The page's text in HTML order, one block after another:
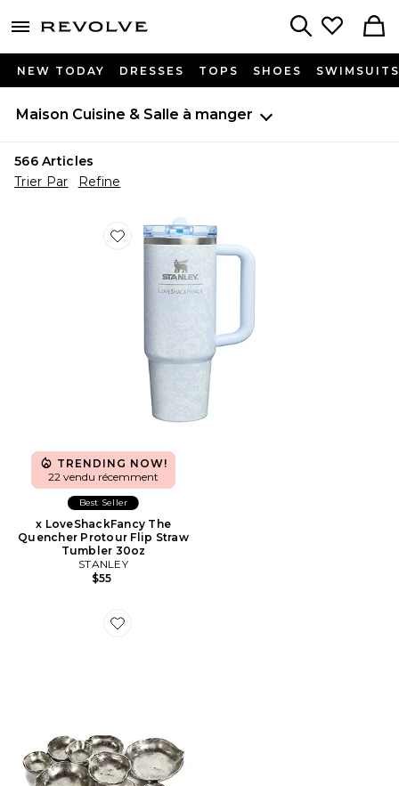
menu - shows more content
NEW TODAY DRESSES TOPS SHOES SWIMSUITS
Maison Cuisine & Salle à manger
566Articles
Trier Par
Refine
Favorite x LoveShackFancy The Quencher Protour
TRENDING NOW!
22 vendu récemment
Best Seller
x LoveShackFancy The
Quencher Protour Flip Straw
Tumbler 30oz
STANLEY
$55
Favorite ENSEMBLE DE NEUF BOLS DE SERVICE